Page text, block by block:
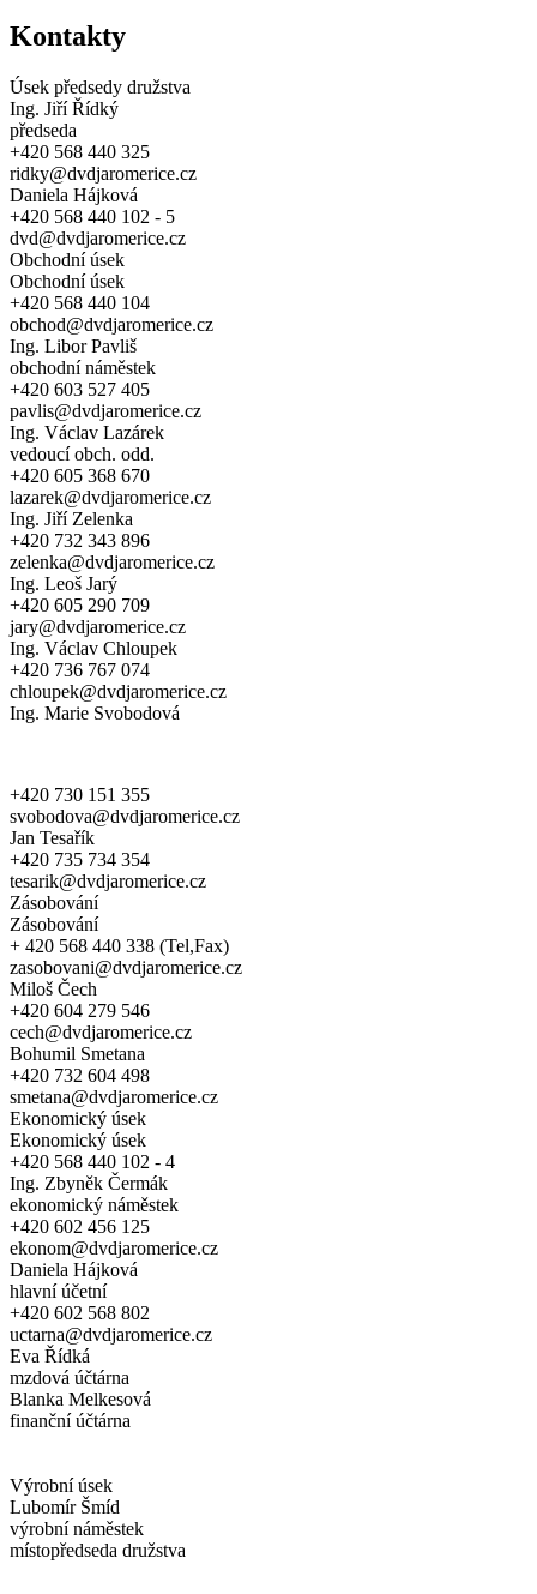
Kontakty
Úsek předsedy družstva
Ing. Jiří Řídký
předseda
+420 568 440 325
ridky@dvdjaromerice.cz
Daniela Hájková
+420 568 440 102 - 5
dvd@dvdjaromerice.cz
Obchodní úsek
Obchodní úsek
+420 568 440 104
obchod@dvdjaromerice.cz
Ing. Libor Pavliš
obchodní náměstek
+420 603 527 405
pavlis@dvdjaromerice.cz
Ing. Václav Lazárek
vedoucí obch. odd.
+420 605 368 670
lazarek@dvdjaromerice.cz
Ing. Jiří Zelenka
+420 732 343 896
zelenka@dvdjaromerice.cz
Ing. Leoš Jarý
+420 605 290 709
jary@dvdjaromerice.cz
Ing. Václav Chloupek
+420 736 767 074
chloupek@dvdjaromerice.cz
Ing. Marie Svobodová
+420 730 151 355
svobodova@dvdjaromerice.cz
Jan Tesařík
+420 735 734 354
tesarik@dvdjaromerice.cz
Zásobování
Zásobování
+ 420 568 440 338 (Tel,Fax)
zasobovani@dvdjaromerice.cz
Miloš Čech
+420 604 279 546
cech@dvdjaromerice.cz
Bohumil Smetana
+420 732 604 498
smetana@dvdjaromerice.cz
Ekonomický úsek
Ekonomický úsek
+420 568 440 102 - 4
Ing. Zbyněk Čermák
ekonomický náměstek
+420 602 456 125
ekonom@dvdjaromerice.cz
Daniela Hájková
hlavní účetní
+420 602 568 802
uctarna@dvdjaromerice.cz
Eva Řídká
mzdová účtárna
Blanka Melkesová
finanční účtárna
Výrobní úsek
Lubomír Šmíd
výrobní náměstek
místopředseda družstva